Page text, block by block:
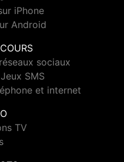
iPhone
Android
sociaux
SMS
et internet
TV